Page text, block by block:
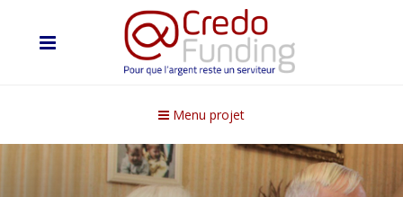
Menu projet